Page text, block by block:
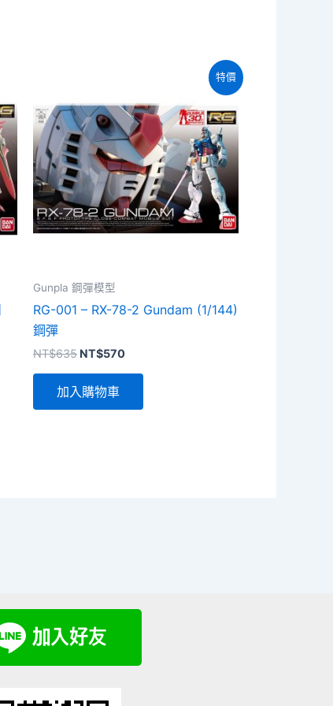
特價
Gunpla 鋼彈模型
RG-001 – RX-78-2 Gundam (1/144)
鋼彈
NT$635 原
格：
NT$635。
NT$570目
NT$570。
加入購物車